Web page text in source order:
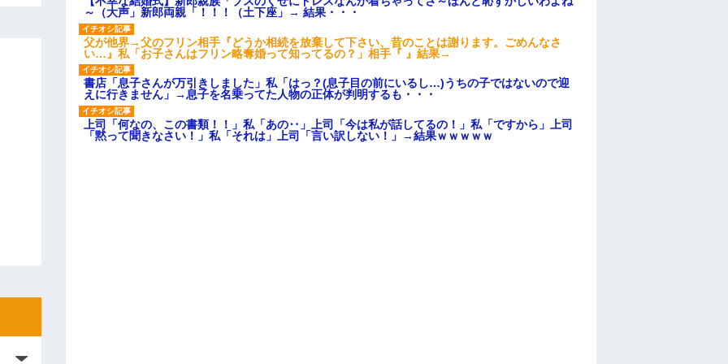
～（大声」新郎両親「！！！（土下座」→ 結果・・・
父が他界→父のフリン相手『どうか相続を放棄して下さい、昔のことは謝ります。ごめんなさ
い…』私「お子さんはフリン略奪婚って知ってるの？」相手『 』結果→
書店「息子さんが万引きしました」私「はっ？(息子目の前にいるし…)うちの子ではないので迎
えに行きません」→息子を名乗ってた人物の正体が判明するも・・・
上司「何なの、この書類！！」私「あの‥」上司「今は私が話してるの！」私「ですから」上司
「黙って聞きなさい！」私「それは」上司「言い訳しない！」→結果ｗｗｗｗｗ